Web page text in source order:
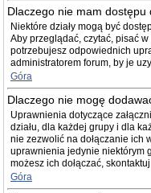
Dlaczego nie mam dostępu
Niektóre działy mogą być
Aby przeglądać, czytać, pisać
potrzebujesz odpowiednich
administratorem forum, by je
Góra
Dlaczego nie mogę
Uprawnienia dotyczące
działu, dla każdej grupy i dla
nie zezwolić na dołączanie ich
uprawnienia jedynie niektórym
możesz ich dołączać,
Góra